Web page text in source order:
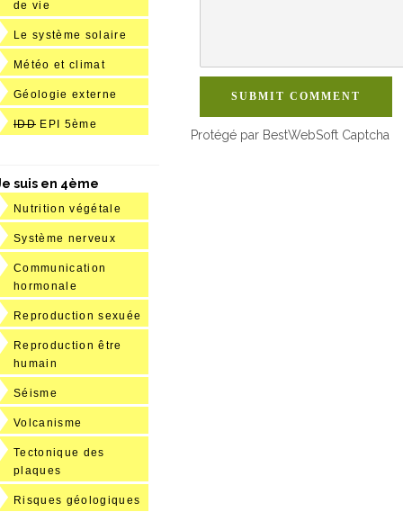
SUBMIT COMMENT
Protégé par BestWebSoft Captcha
de vie
Le système solaire
Météo et climat
Géologie externe
IDD EPI 5ème
suis en 4ème
Nutrition végétale
Système nerveux
Communication
hormonale
Reproduction sexuée
Reproduction être
humain
Séisme
Volcanisme
Tectonique des
plaques
Risques géologiques